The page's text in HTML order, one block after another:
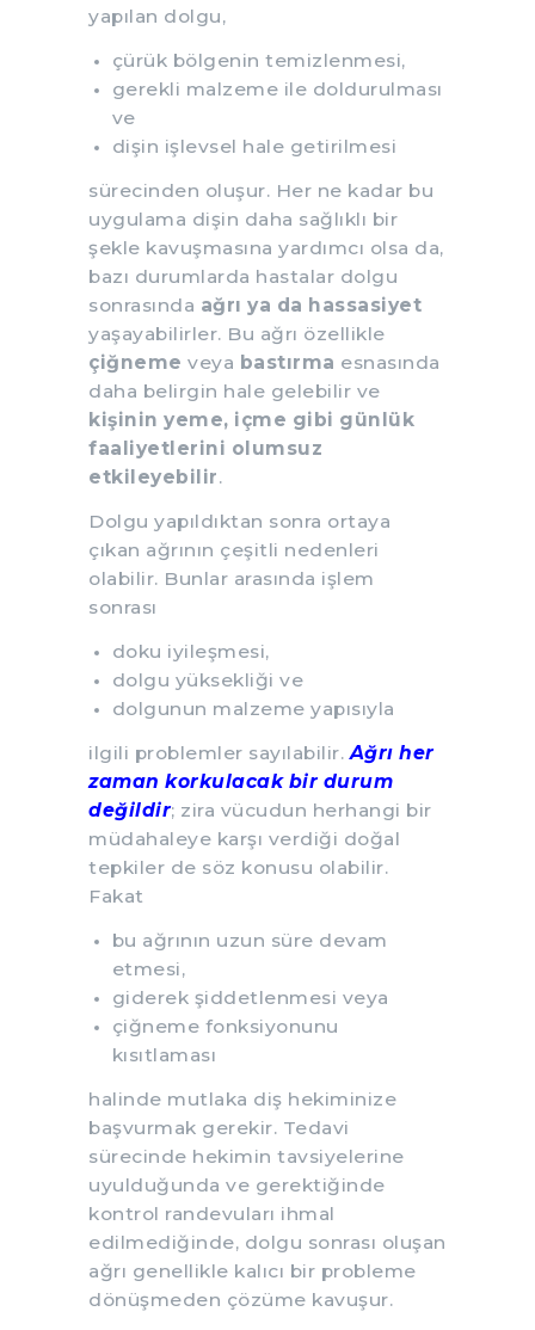
yapılan dolgu,
çürük bölgenin temizlenmesi,
gerekli malzeme ile doldurulması
ve
dişin işlevsel hale getirilmesi
sürecinden oluşur. Her ne kadar bu
uygulama dişin daha sağlıklı bir
şekle kavuşmasına yardımcı olsa da,
bazı durumlarda hastalar dolgu
sonrasında ağrı ya da hassasiyet
yaşayabilirler. Bu ağrı özellikle
çiğneme veya bastırma esnasında
daha belirgin hale gelebilir ve
kişinin yeme, içme gibi günlük
faaliyetlerini olumsuz
etkileyebilir.
Dolgu yapıldıktan sonra ortaya
çıkan ağrının çeşitli nedenleri
olabilir. Bunlar arasında işlem
sonrası
doku iyileşmesi,
dolgu yüksekliği ve
dolgunun malzeme yapısıyla
ilgili problemler sayılabilir.Ağrı her
zaman korkulacak bir durum
değildir; zira vücudun herhangi bir
müdahaleye karşı verdiği doğal
tepkiler de söz konusu olabilir.
Fakat
bu ağrının uzun süre devam
etmesi,
giderek şiddetlenmesi veya
çiğneme fonksiyonunu
kısıtlaması
halinde mutlaka diş hekiminize
başvurmak gerekir. Tedavi
sürecinde hekimin tavsiyelerine
uyulduğunda ve gerektiğinde
kontrol randevuları ihmal
edilmediğinde, dolgu sonrası oluşan
ağrı genellikle kalıcı bir probleme
dönüşmeden çözüme kavuşur.